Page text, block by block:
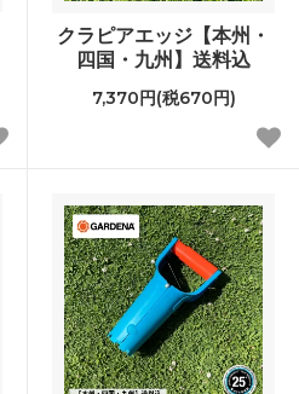
クラピアエッジ【本州・
四国・九州】送料込
7,370円(税670円)